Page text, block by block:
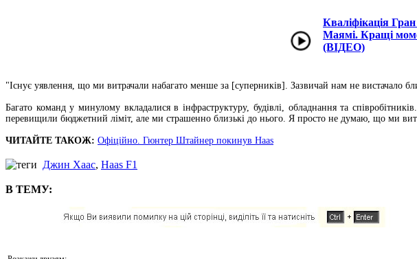
Кваліфікація
Маямі. Кращі
(ВІДЕО)
"Існує уявлення, що ми витрачали набагато менше за [суперників]. Зазвичай нам не вистачало
Багато команд у минулому вкладалися в інфраструктуру, будівлі, обладнання та
перевищили бюджетний ліміт, але ми страшенно близькі до нього. Я просто не думаю, що ми
ЧИТАЙТЕ ТАКОЖ: Офіційно. Гюнтер Штайнер покинув Haas
Джин Хаас, Haas F1
В ТЕМУ: